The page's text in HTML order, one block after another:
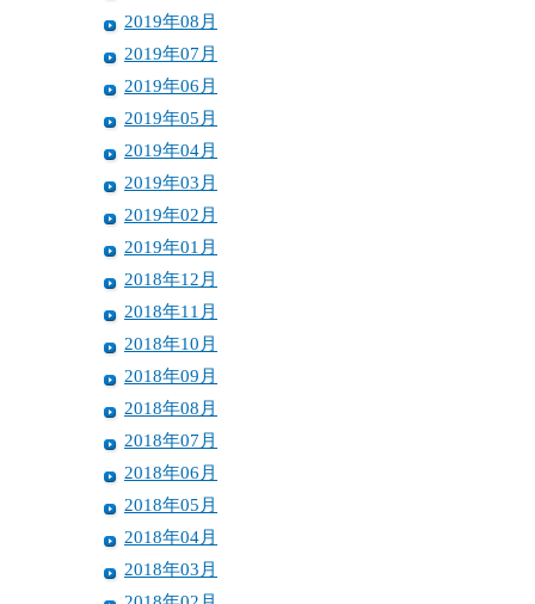
2019年08月
2019年07月
2019年06月
2019年05月
2019年04月
2019年03月
2019年02月
2019年01月
2018年12月
2018年11月
2018年10月
2018年09月
2018年08月
2018年07月
2018年06月
2018年05月
2018年04月
2018年03月